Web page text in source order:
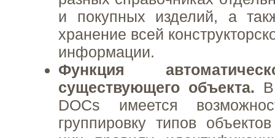
и покупных изделий, а
хранение всей
информации.
Функция
существующего объекта.
DOCs имеется
группировку типов